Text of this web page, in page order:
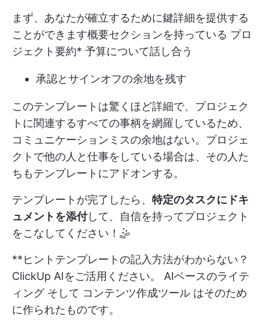
まず、あなたが確立するために鍵詳細を提供する
ことができます概要セクションを持っている プロ
ジェクト要約* 予算について話し合う
承認とサインオフの余地を残す
このテンプレートは驚くほど詳細で、プロジェク
トに関連するすべての事柄を網羅しているため、
コミュニケーションミスの余地はない。プロジェ
クトで他の人と仕事をしている場合は、その人た
ちもテンプレートにアドオンする。
テンプレートが完了したら、 特定のタスクにドキ
ュメントを添付して、自信を持ってプロジェクト
をこなしてください！🤹
**ヒントテンプレートの記入方法がわからない？
ClickUp AIをご活用ください。 AIベースのライテ
ィングそして コンテンツ作成ツール はそのため
に作られたものです。